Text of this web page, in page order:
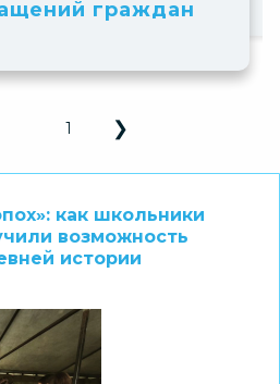
Pause 3D Carousel
Previous Slide
2
Next Slide
❯
как школьники
возможность
истории